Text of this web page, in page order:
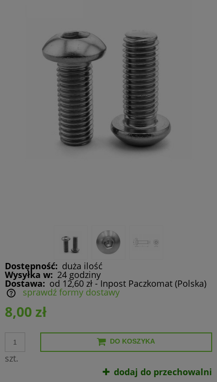
Dostępność: duża ilość
Wysyłka w: 24 godziny
Dostawa: od 12,60 zł - Inpost Paczkomat (Polska)
sprawdź formy dostawy
8,00 zł
szt.
DO KOSZYKA
dodaj do przechowalni